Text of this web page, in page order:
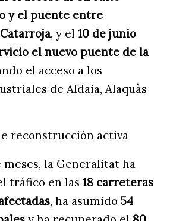
y el puente entre
, y el 10 de junio
el nuevo puente de la
el acceso a los
de Aldaia, Alaquàs
reconstrucción activa
meses, la Generalitat ha
tráfico en las 18 carreteras
, ha asumido 54